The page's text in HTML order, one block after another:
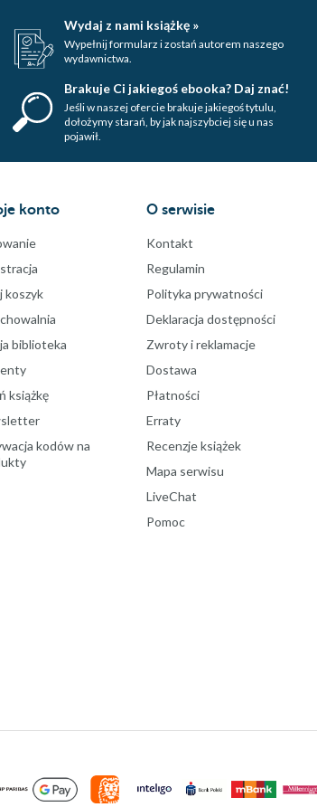
Wydaj z nami książkę »
Wypełnij formularz i zostań autorem naszego
wydawnictwa.
Brakuje Ci jakiegoś ebooka? Daj znać!
Jeśli w naszej ofercie brakuje jakiegoś tytulu,
dołożymy starań, by jak najszybciej się u nas
pojawił.
konto
koszyk
biblioteka
książkę
kodów na
O serwisie
Kontakt
Regulamin
Polityka prywatności
Deklaracja dostępności
Zwroty i reklamacje
Dostawa
Płatności
Erraty
Recenzje książek
Mapa serwisu
LiveChat
Pomoc